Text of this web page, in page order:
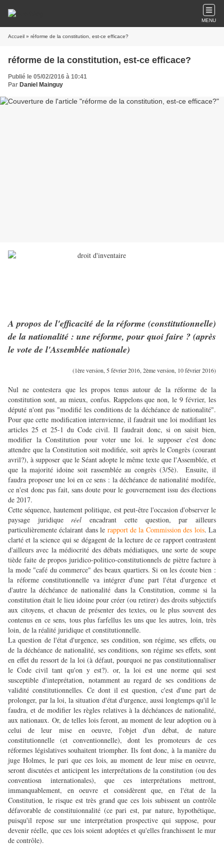
MENU
Accueil » réforme de la constitution, est-ce efficace?
réforme de la constitution, est-ce efficace?
Publié le 05/02/2016 à 10:41
Par Daniel Mainguy
A propos de l'efficacité de la réforme (constitutionnelle)
de la nationalité : une réforme, pour quoi faire ? (après
le vote de l'Assemblée nationale)
(1ère version, 5 février 2016, 2ème version, 10 février 2016)
Nul ne contestera que les propos tenus autour de la réforme de la
constitution sont, au mieux, confus. Rappelons que non, le 9 février, les
député n'ont pas "modifié les conditions de la déchéance de nationalité".
Pour que cette modification internvienne, il faudrait une loi modifiant les
articles 25 et 25-1 du Code civil. Il faudrait donc, si on saisit bien,
modifier la Constitution pour voter une loi. le supposer c'est donc
attendre que la Constitution soit modifiée, soit après le Congrès (courant
avril?), à supposer que le Séant adopte le même texte que l'Assemblée, et
que la majorité idoine soit rassemblée au congrès (3/5è). Ensuite, il
faudra proposer une loi en ce sens : la déchéance de nationalité modifée,
ce n'est donc pas fait, sans doute pour le gouvernement issu des élections
de 2017.
Cette séquence, hautement politique, est peut-être l'occasion d'observer le
paysage juridiqueréel encadrant cette question, par ailleurs
particulièremente éclairant dans le rapport de la Commission des lois. La
clarté et la science qui se dégagent de la lecture de ce rapport contrastent
d'ailleurs avec la médiocrité des débats médiatiques, une sorte de soupe
tiède faite de propos juridico-politico-constitutionnels de piètre facture à
la mode "café du commerce" des beaux quartiers. Si on les écoute bien :
la réforme constitutionnelle va intégrerd'une part l'état d'urgence et
d'autre la déchéance de nationalité dans la Constitution, comme si la
constitution était le lieu idoine pour créer (ou retirer) des droits subjectifs
aux citoyens, et chacun de présenter des textes, ou le plus souvent des
contenus en ce sens, tous plus farfellus les uns que les autres, loin, très
loin, de la réalité juridique et constitutionnelle.
La question de l'état d'urgence, ses condition, son régime, ses effets, ou
de la déchéance de nationalité, ses conditions, son régime ses effets, sont
en effet du ressort de la loi (à défaut, pourquoi ne pas constitutionnaliser
le Code civil tant qu'on y est?). or, la loi est une norme qui sest
susceptible d'inteprétation, notamment au regard de ses conditions de
validité constitutionnelles. Ce dont il est question, c'est d'une part de
prolonger, par la loi, la situation d'état d'urgence, aussi longtemps qu'il le
faudra, et de modifier les règles relatives à la déchéances de nationalité,
aux nationaux. Or, de telles lois feront, au moment de leur adoption ou à
celui de leur mise en oeuvre, l'objet d'un débat, de nature
constitutionnelle (et conventionnelle), dont les promoteurs de ces
réformes législatives souhaitent triompher. Ils font donc, à la manière du
juge Holmes, le pari que ces lois, au moment de leur mise en oeuvre,
seront discutées et anticipent les interprétations de la constitution (ou des
conventiosn internationales), que ces interprétations mettront,
immanquablement, en oeuvre et considèrent que, en l'état de la
Constitution, le risque est très grand que ces lois subissent un contrôle
défavorable de constituionnalité (ce pari est, par nature, hypothétique,
puisqu'il repose sur une interprétation prospective qui suppose, pour
devenir réelle, que ces lois soient adoptées et qu'elles franchissent le mur
de contrôle).